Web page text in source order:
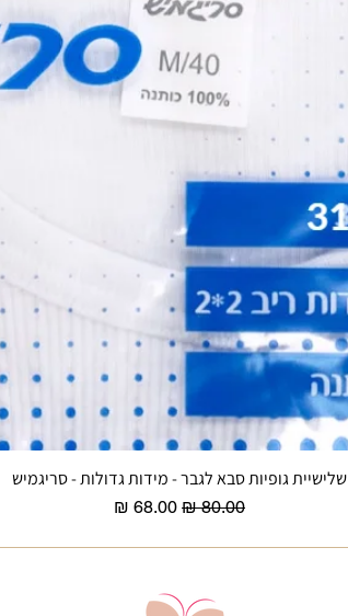
תצוגה מהירה
שלישיית גופיות סבא לגבר - מידות גדולות - סריגמיש
מחיר רגילמחיר מבצע